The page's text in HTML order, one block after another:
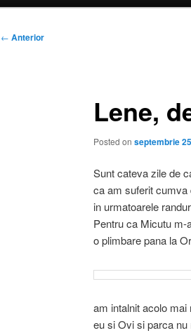
Navigare
← Anterior
Lene,
Posted on septembrie
Sunt cateva zile de
ca am suferit
in urmatoarele
Pentru ca Micutu m-
o plimbare pana la
am intalnit acolo
eu si Ovi si parca